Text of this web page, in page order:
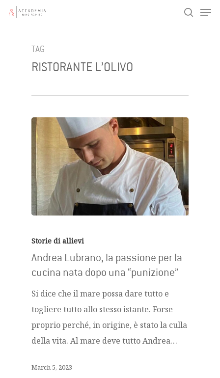
Skip
TAG
RISTORANTE L’OLIVO
Storie di allievi
Andrea Lubrano, la passione per la
cucina nata dopo una “punizione”
Si dice che il mare possa dare tutto e
togliere tutto allo stesso istante. Forse
proprio perché, in origine, è stato la culla
della vita. Al mare deve tutto Andrea…
March 5, 2023